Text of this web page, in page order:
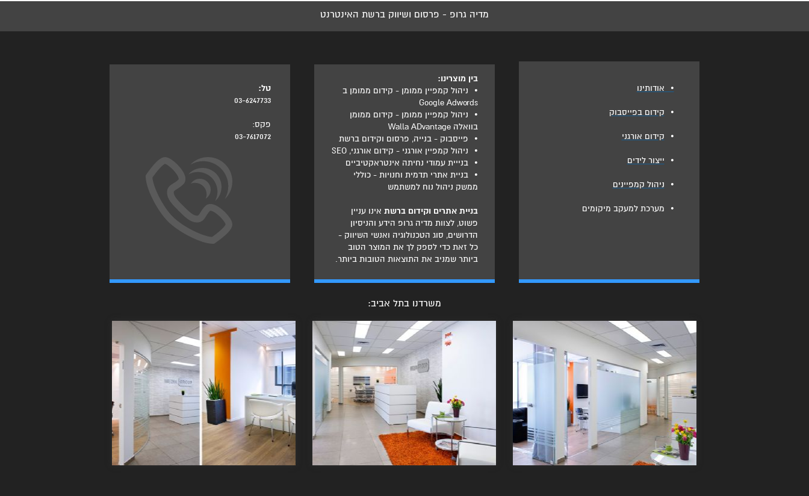
מדיה גרופ - פרסום ושיווק ברשת האינטרנט
בין מוצרינו:
•
ניהול קמפיין ממומן - קידום ממומן ב
Google Adwords
•
ניהול קמפיין ממומן - קידום ממומן
בוואלה Walla ADvantage
• פייסבוק - בנייה, פרסום וקידום ברשת
• ניהול קמפיין אורגני - קידום אורגני, SEO
• בנייית עמודי נחיתה אינטראקטיביים
• בניית אתרי תדמית וחנויות - כוללי
ממשק ניהול נוח למשתמש
בניית אתרים וקידום ברשתאינו עניין
פשוט, לצוות מדיה גרופ הידע והניסיון
הדרושים, סוג הטכנולוגיה ואנשי השיווק -
כל זאת כדי לספק לך את המוצר הטוב
ביותר שמניב את התוצאות הטובות ביותר.
• אודותינו
• קידום בפייסבוק
• קידום אורגני
• ייצור לידים
• ניהול קמפיינים
• מערכת למעקב מיקומים
טל:
03-6247733
פקס:
03-7617072
משרדנו בתל אביב: